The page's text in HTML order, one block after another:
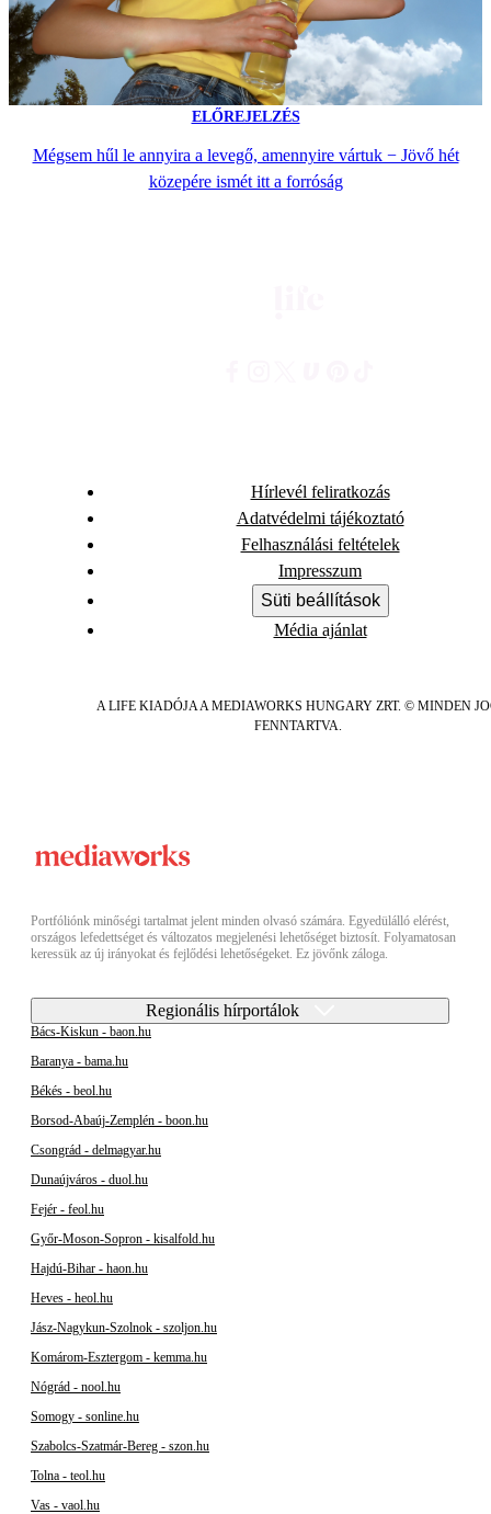
ELŐREJELZÉS
Mégsem hűl le annyira a levegő, amennyire vártuk − Jövő hét
közepére ismét itt a forróság
Hírlevél feliratkozás
Adatvédelmi tájékoztató
Felhasználási feltételek
Impresszum
Süti beállítások
Média ajánlat
A LIFE KIADÓJA A MEDIAWORKS HUNGARY ZRT. © MINDEN
FENNTARTVA.
Portfóliónk minőségi tartalmat jelent minden olvasó számára. Egyedülálló elérést,
országos lefedettséget és változatos megjelenési lehetőséget biztosít. Folyamatosan
keressük az új irányokat és fejlődési lehetőségeket. Ez jövőnk záloga.
Regionális hírportálok
Bács-Kiskun - baon.hu
Baranya - bama.hu
Békés - beol.hu
Borsod-Abaúj-Zemplén - boon.hu
Csongrád - delmagyar.hu
Dunaújváros - duol.hu
Fejér - feol.hu
Győr-Moson-Sopron - kisalfold.hu
Hajdú-Bihar - haon.hu
Heves - heol.hu
Jász-Nagykun-Szolnok - szoljon.hu
Komárom-Esztergom - kemma.hu
Nógrád - nool.hu
Somogy - sonline.hu
Szabolcs-Szatmár-Bereg - szon.hu
Tolna - teol.hu
Vas - vaol.hu